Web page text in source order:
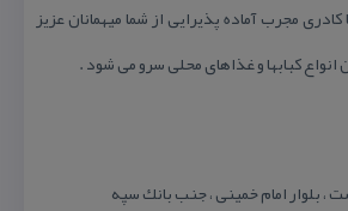
مجرب آماده پذیرایی از شما میهمانان عزیز
كبابها و غذاهای محلی سرو می شود .
بلوار امام خمینی ، جنب بانك سپه